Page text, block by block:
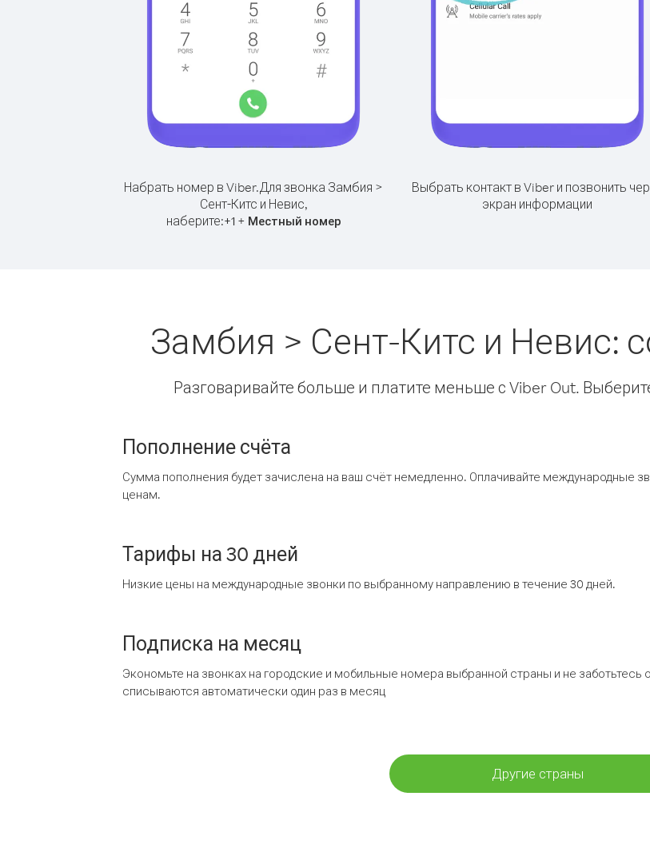
Набрать номер в Viber.Для звонка Замбия >
Сент-Китс и Невис,
наберите:+1+ Местный номер
Выбрать контакт в Viber и позвонить
экран информации
Замбия > Сент-Китс и Невис:
Разговаривайте больше и платите меньше с Viber Out.
Пополнение счёта
Сумма пополнения будет зачислена на ваш счёт немедленно. Оплачивайте международные
ценам.
Тарифы на 30 дней
Низкие цены на международные звонки по выбранному направлению в течение 30 дней.
Подписка на месяц
Экономьте на звонках на городские и мобильные номера выбранной страны и не заботьтесь
списываются автоматически один раз в месяц
Другие страны